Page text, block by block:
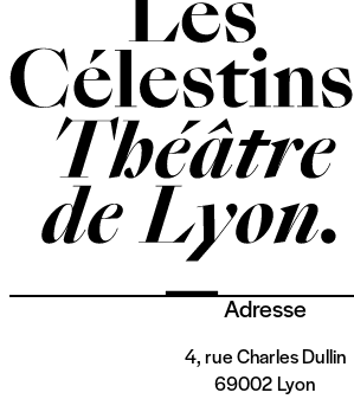
Adresse
4, rue Charles Dullin
69002 Lyon